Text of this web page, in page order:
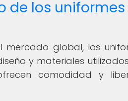
de los
global, los
y materiales
comodidad y